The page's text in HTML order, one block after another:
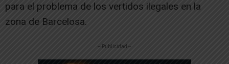
para el problema de los vertidos ilegales en la
zona de Barcelosa.
-- Publicidad --